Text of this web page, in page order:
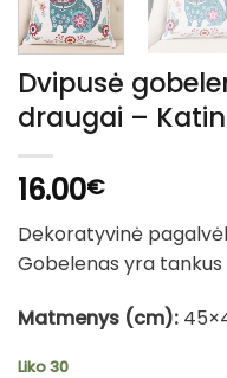
Dvipusė
draugai –
16.00€
Dekoratyvinė
Gobelenas yra tankus
Matmenys (cm):
Liko 30